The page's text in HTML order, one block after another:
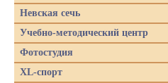
Невская сечь
Учебно-методический центр
Фотостудия
XL-спорт